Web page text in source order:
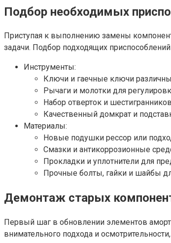
Подбор необходимых
Приступая к выполнению замены
задачи. Подбор подходящих
Инструменты:
Ключи и гаечные ключи
Рычаги и молотки для
Набор отверток и
Качественный домкрат и
Материалы:
Новые подушки рессор или
Смазки и антикоррозионные
Прокладки и уплотнители для
Прочные болты, гайки и шайбы
Демонтаж старых
Первый шаг в обновлении элементов
внимательного подхода и